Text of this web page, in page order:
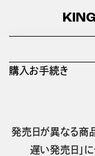
購入お手続き
発売日が異なる商
遅い発売日」